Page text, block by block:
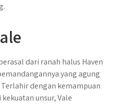
dari ranah halus Haven
yang agung
dengan kemampuan
unsur, Vale